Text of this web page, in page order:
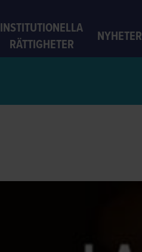
INSTITUTIONELLA
RÄTTIGHETER
NYHETER